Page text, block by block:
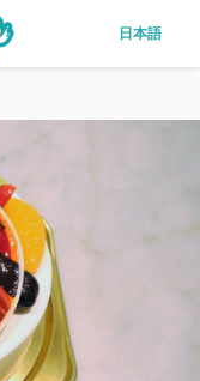
日本語